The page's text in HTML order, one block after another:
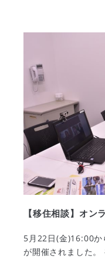
【移住相談】オン
5月22日(金)16:00か
が開催されました